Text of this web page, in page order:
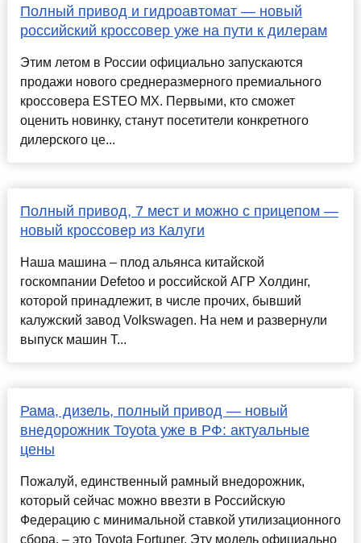
Полный привод и гидроавтомат — новый
российский кроссовер уже на пути к дилерам
Этим летом в России официально запускаются
продажи нового среднеразмерного премиального
кроссовера ESTEO MX. Первыми, кто сможет
оценить новинку, станут посетители конкретного
дилерского це...
Полный привод, 7 мест и можно с прицепом —
новый кроссовер из Калуги
Наша машина – плод альянса китайской
госкомпании Defetoo и российской АГР Холдинг,
которой принадлежит, в числе прочих, бывший
калужский завод Volkswagen. На нем и развернули
выпуск машин T...
Рама, дизель, полный привод — новый
внедорожник Toyota уже в РФ: актуальные
цены
Пожалуй, единственный рамный внедорожник,
который сейчас можно ввезти в Российскую
Федерацию с минимальной ставкой утилизационного
сбора, – это Toyota Fortuner. Эту модель официально